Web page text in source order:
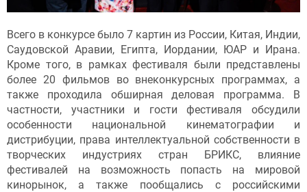
Всего в конкурсе было 7 картин из России, Китая, Индии,
Саудовской Аравии, Египта, Иордании, ЮАР и Ирана.
Кроме того, в рамках фестиваля были представлены
более 20 фильмов во внеконкурсных программах, а
также проходила обширная деловая программа. В
частности, участники и гости фестиваля обсудили
особенности национальной кинематографии и
дистрибуции, права интеллектуальной собственности в
творческих индустриях стран БРИКС, влияние
фестивалей на возможность попасть на мировой
кинорынок, а также пообщались с российскими